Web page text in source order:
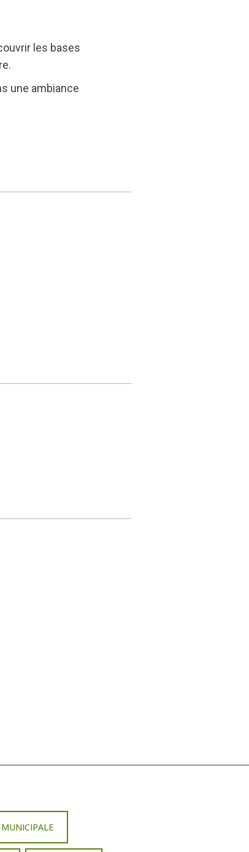
les bases
une ambiance